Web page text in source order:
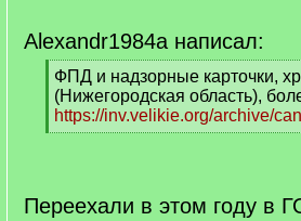
Alexandr1984a написал:
[
q
]
ФПД и надзорные карточки,
(Нижегородская область),
https://inv.velikie.org/archive/
[
Переехали в этом году в